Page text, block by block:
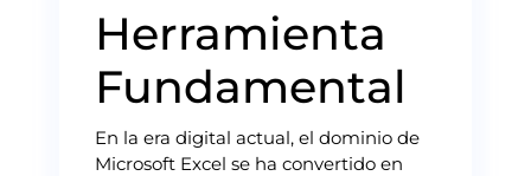
Herramienta
Fundamental
En la era digital actual, el dominio de
Microsoft Excel se ha convertido en